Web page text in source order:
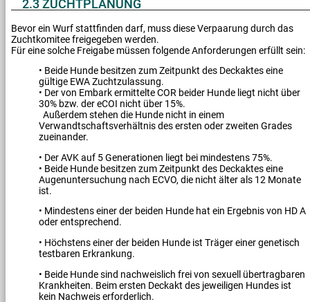
2.3 ZUCHTPLANUNG
Bevor ein Wurf stattfinden darf, muss diese Verpaarung durch das
Zuchtkomitee freigegeben werden.
Für eine solche Freigabe müssen folgende Anforderungen erfüllt sein:
• Beide Hunde besitzen zum Zeitpunkt des Deckaktes eine
gültige EWA Zuchtzulassung.
• Der von Embark ermittelte COR beider Hunde liegt nicht über
30% bzw. der eCOI nicht über 15%.
Außerdem stehen die Hunde nicht in einem
Verwandtschaftsverhältnis des ersten oder zweiten Grades
zueinander.
• Der AVK auf 5 Generationen liegt bei mindestens 75%.
• Beide Hunde besitzen zum Zeitpunkt des Deckaktes eine
Augenuntersuchung nach ECVO, die nicht älter als 12 Monate
ist.
• Mindestens einer der beiden Hunde hat ein Ergebnis von HD A
oder entsprechend.
• Höchstens einer der beiden Hunde ist Träger einer genetisch
testbaren Erkrankung.
• Beide Hunde sind nachweislich frei von sexuell übertragbaren
Krankheiten. Beim ersten Deckakt des jeweiligen Hundes ist
kein Nachweis erforderlich.